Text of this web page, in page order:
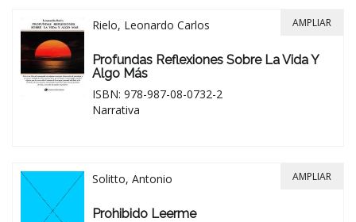
Rielo, Leonardo Carlos
Profundas Reflexiones Sobre La Vida Y
Algo Más
ISBN: 978-987-08-0732-2
Narrativa
AMPLIAR
Solitto, Antonio
Prohibido Leerme
AMPLIAR